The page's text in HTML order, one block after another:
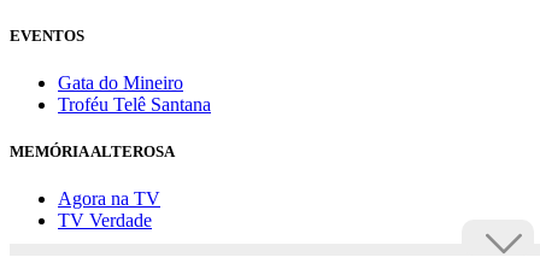
EVENTOS
Gata do Mineiro
Troféu Telê Santana
MEMÓRIA ALTEROSA
Agora na TV
TV Verdade